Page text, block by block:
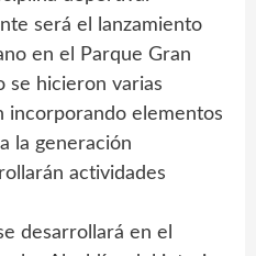
será el lanzamiento
en el Parque Gran
se hicieron varias
incorporando elementos
la generación
actividades
desarrollará en el